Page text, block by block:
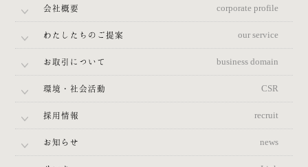
会社概要 corporate profile
わたしたちのご提案 our service
お取引について business domain
環境・社会活動 CSR
採用情報 recruit
お知らせ news